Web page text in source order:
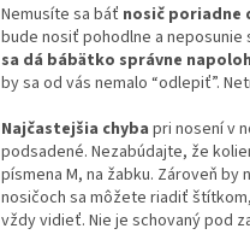
Nemusíte sa báť nosič poriadne
bude nosiť pohodlne a neposunie
sa dá bábätko správne
by sa od vás nemalo “odlepiť”.
Najčastejšia chyba pri nosení v
podsadené. Nezabúdajte, že
písmena M, na žabku. Zároveň
nosičoch sa môžete riadiť
vždy vidieť. Nie je schovaný pod